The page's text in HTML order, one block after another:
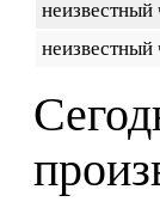
неизвестный
неизвестный